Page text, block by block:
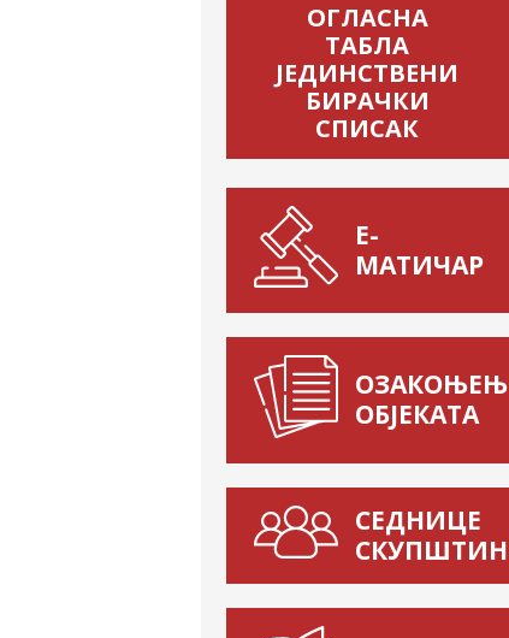
ОГЛАСНА
ТАБЛА
ЈЕДИНСТВЕНИ
БИРАЧКИ
СПИСАК
Е-
МАТИЧАР
ОБЈЕКАТА
СЕДНИЦЕ